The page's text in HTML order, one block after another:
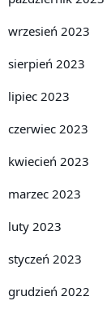
wrzesień 2023
sierpień 2023
lipiec 2023
czerwiec 2023
kwiecień 2023
marzec 2023
luty 2023
styczeń 2023
grudzień 2022